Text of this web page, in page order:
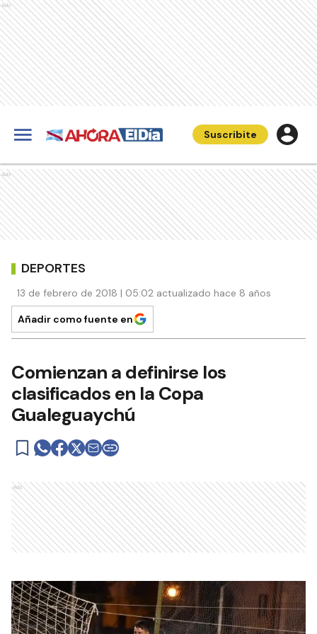
Ads
Suscribite
Ads
DEPORTES
13 de febrero de 2018 | 05:02 actualizado hace 8 años
Añadir como fuente en
Comienzan a definirse los
clasificados en la Copa
Gualeguaychú
Ads